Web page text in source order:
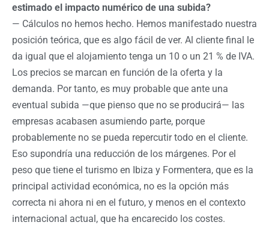
estimado el impacto numérico de una subida?
— Cálculos no hemos hecho. Hemos manifestado nuestra
posición teórica, que es algo fácil de ver. Al cliente final le
da igual que el alojamiento tenga un 10 o un 21 % de IVA.
Los precios se marcan en función de la oferta y la
demanda. Por tanto, es muy probable que ante una
eventual subida —que pienso que no se producirá— las
empresas acabasen asumiendo parte, porque
probablemente no se pueda repercutir todo en el cliente.
Eso supondría una reducción de los márgenes. Por el
peso que tiene el turismo en Ibiza y Formentera, que es la
principal actividad económica, no es la opción más
correcta ni ahora ni en el futuro, y menos en el contexto
internacional actual, que ha encarecido los costes.